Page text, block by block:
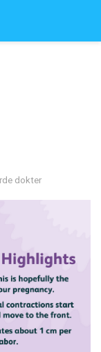
dokter